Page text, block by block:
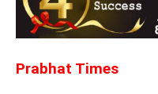
Prabhat Times